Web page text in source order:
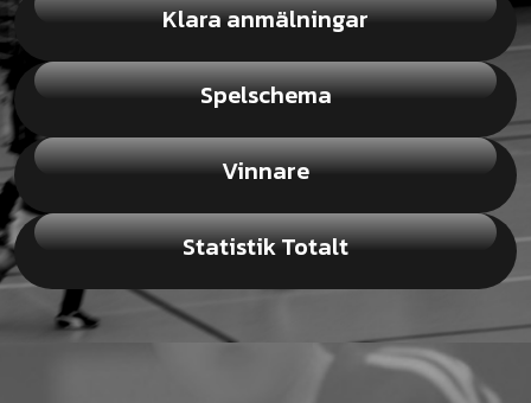
Klara anmälningar
Spelschema
Vinnare
Statistik Totalt